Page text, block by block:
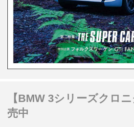
【BMW 3シリーズクロ
売中